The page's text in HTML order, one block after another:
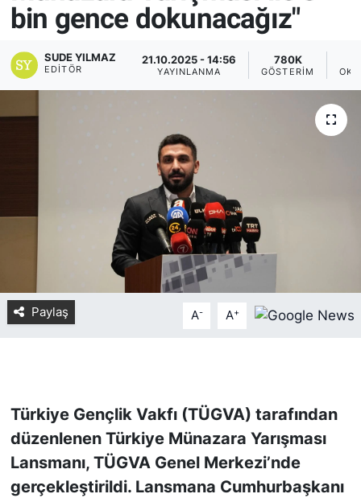
bin gence dokunacağız"
SUDE YILMAZ
EDITÖR
21.10.2025 - 14:56
YAYINLANMA
780K
GÖSTERIM
Paylaş A- A+
Türkiye Gençlik Vakfı (TÜGVA) tarafından
düzenlenen Türkiye Münazara Yarışması
Lansmanı, TÜGVA Genel Merkezi’nde
gerçekleştirildi. Lansmana Cumhurbaşkanı
Yurt Dışı Fuarlar
Teknoloji
KÜLTÜR SANAT
ŞİRKET HABERLERİ
FUAR HABERLERİ
FUAR TAKVİMİ
Amerika Fuarları
FUAR RAPORU
FESTİVAL HABERLERİ
KONGRE TAKVİMİ
RÖPORTAJLAR